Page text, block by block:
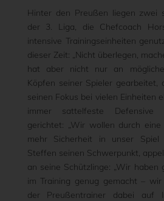
Hinter den Preußen liegen zwei
der 3. Liga, die Chefcoach
intensive Trainingseinheiten
dieser Zeit: „Nicht überlegen,
hat aber nicht nur an
Köpfen seiner Spieler gearbeitet,
seinen Fokus bei vielen Einheiten
immer sattelfeste Defensive
gerichtet: „Wir wollen durch
mehr Sicherheit in unser Spiel
Steffen seinen Schwerpunkt,
an seine Schützlinge: „Wir haben
im Training genug gemacht – wir
der Preußentrainer dabei auf